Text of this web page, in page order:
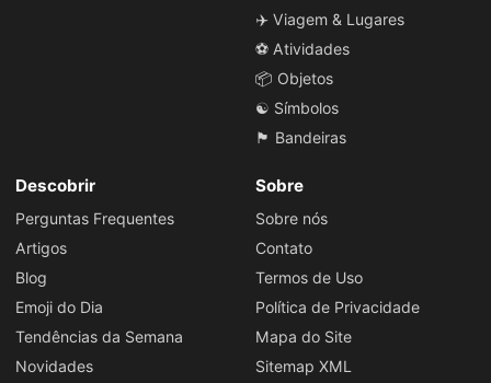
✈️ Viagem & Lugares
⚽ Atividades
📦 Objetos
☯️ Símbolos
🏴 Bandeiras
Descobrir
Perguntas Frequentes
Artigos
Blog
Emoji do Dia
Tendências da Semana
Novidades
Sobre
Sobre nós
Contato
Termos de Uso
Política de Privacidade
Mapa do Site
Sitemap XML